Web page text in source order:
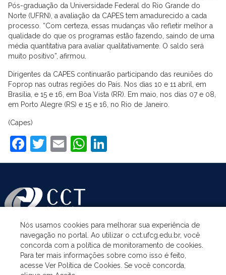
Pós-graduação da Universidade Federal do Rio Grande do
Norte (UFRN), a avaliação da CAPES tem amadurecido a cada
processo. “Com certeza, essas mudanças vão refletir melhor a
qualidade do que os programas estão fazendo, saindo de uma
média quantitativa para avaliar qualitativamente. O saldo será
muito positivo”, afirmou.
Dirigentes da CAPES continuarão participando das reuniões do
Foprop nas outras regiões do País. Nos dias 10 e 11 abril, em
Brasília, e 15 e 16, em Boa Vista (RR). Em maio, nos dias 07 e 08,
em Porto Alegre (RS) e 15 e 16, no Rio de Janeiro.
(Capes)
Facebook
Twitter
EmailWhatsApp
ASSUNTOS
ACESSO À INFORMAÇÃO
Nós usamos cookies para melhorar sua experiência de
navegação no portal. Ao utilizar o cct.ufcg.edu.br, você
concorda com a política de monitoramento de cookies.
Para ter mais informações sobre como isso é feito,
acesse Ver Política de Cookies. Se você concorda,